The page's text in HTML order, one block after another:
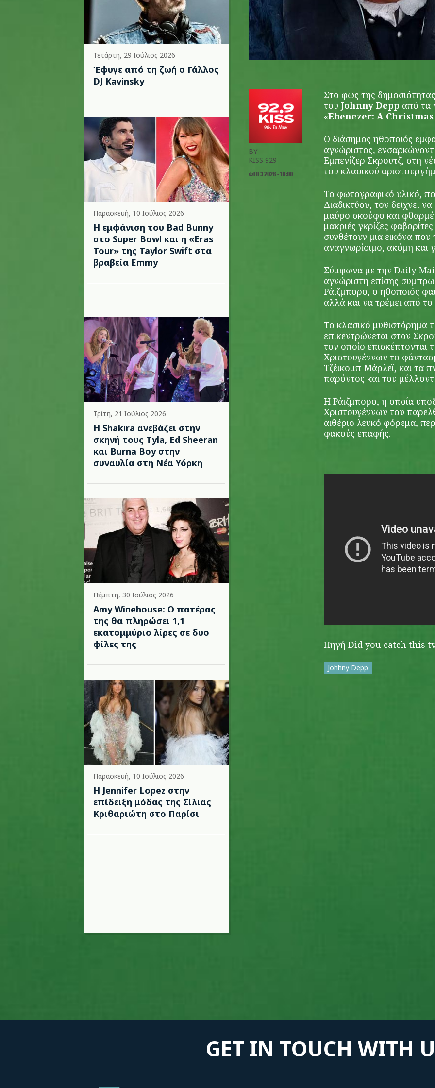
Τετάρτη, 29 Ιούλιος 2026
Έφυγε από τη ζωή ο Γάλλος
DJ Kavinsky
Παρασκευή, 10 Ιούλιος 2026
Η εμφάνιση του Bad Bunny
στο Super Bowl και η «Eras
Tour» της Taylor Swift στα
βραβεία Emmy
Τρίτη, 21 Ιούλιος 2026
Η Shakira ανεβάζει στην
σκηνή τους Tyla, Ed Sheeran
και Burna Boy στην
συναυλία στη Νέα Υόρκη
Πέμπτη, 30 Ιούλιος 2026
Amy Winehouse: Ο πατέρας
της θα πληρώσει 1,1
εκατομμύριο λίρες σε δυο
φίλες της
Παρασκευή, 10 Ιούλιος 2026
Η Jennifer Lopez στην
επίδειξη μόδας της Σίλιας
Κριθαριώτη στο Παρίσι
BY
KISS 929
ΦΕΒ 3 2026 - 16:00
Στο φως της
του Johnny Depp από τα
«Ebenezer: A
Ο διάσημος ηθοποιός
αγνώριστος,
Εμπενίζερ Σκρουτζ, στη
του κλασικού
Το φωτογραφικό υλικό,
Διαδικτύου, τον δείχνει
μαύρο σκούφο και
μακριές γκρίζες
συνθέτουν μια εικόνα
αναγνωρίσιμο, ακόμη και
Σύμφωνα με την Daily
αγνώριστη επίσης
Ράιζμπορο, ο ηθοποιός
αλλά και να τρέμει από
Το κλασικό μυθιστόρημα
επικεντρώνεται στον
τον οποίο
Χριστουγέννων το
Τζέικομπ Μάρλεϊ, και τα
παρόντος και του
Η Ράιζμπορο, η οποία
Χριστουγέννων του
αιθέριο λευκό φόρεμα,
φακούς επαφής.
Πηγή Did you catch this
Johhny Depp
GET IN TOUCH WITH